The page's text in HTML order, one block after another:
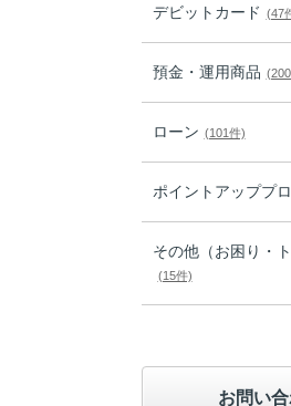
デビットカード (47
預金・運用商品
ローン (101件)
ポイントアッププ
その他（お困り・ト
(15件)
お問い